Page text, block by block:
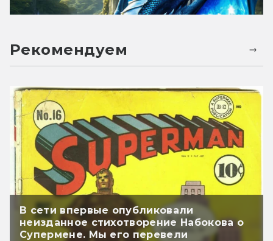
Рекомендуем
В сети впервые опубликовали
неизданное стихотворение Набокова о
Супермене. Мы его перевели